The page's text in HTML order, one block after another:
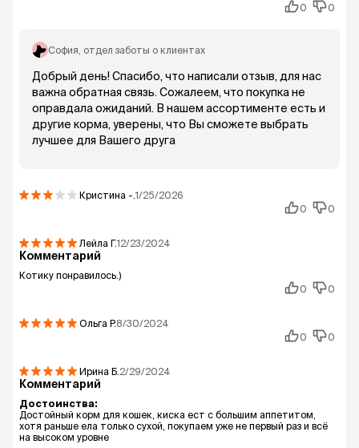
0
0
София , отдел заботы о клиентах
Добрый день! Спасибо, что написали отзыв, для нас
важна обратная связь. Сожалеем, что покупка не
оправдала ожиданий. В нашем ассортименте есть и
другие корма, уверены, что Вы сможете выбрать
лучшее для Вашего друга
Кристина -.1/25/2026
0
0
Лейла Г.12/23/2024
Комментарий
Котику понравилось.)
0
0
Ольга Р.8/30/2024
0
0
Ирина Б. 2/29/2024
Комментарий
Достоинства:
Достойный корм для кошек, киска ест с большим аппетитом,
хотя раньше ела только сухой, покупаем уже не первый раз и всё
на высоком уровне